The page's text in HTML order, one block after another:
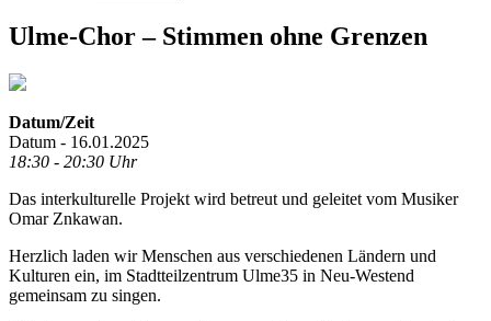
Ulme-Chor – Stimmen ohne Grenzen
Datum/Zeit
Datum - 16.01.2025
18:30 - 20:30 Uhr
Das interkulturelle Projekt wird betreut und geleitet vom Musiker
Omar Znkawan.
Herzlich laden wir Menschen aus verschiedenen Ländern und
Kulturen ein, im Stadtteilzentrum Ulme35 in Neu-Westend
gemeinsam zu singen.